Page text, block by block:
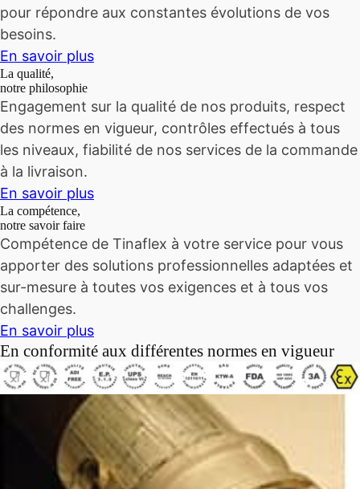
pour répondre aux constantes évolutions de vos
besoins.
En savoir plus
La qualité,
notre philosophie
Engagement sur la qualité de nos produits, respect
des normes en vigueur, contrôles effectués à tous
les niveaux, fiabilité de nos services de la commande
à la livraison.
En savoir plus
La compétence,
notre savoir faire
Compétence de Tinaflex à votre service pour vous
apporter des solutions professionnelles adaptées et
sur-mesure à toutes vos exigences et à tous vos
challenges.
En savoir plus
En conformité aux différentes normes en vigueur